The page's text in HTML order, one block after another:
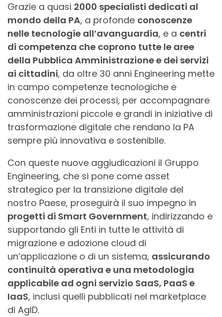
Grazie a quasi 2000 specialisti dedicati al
mondo della PA, a profonde conoscenze
nelle tecnologie all’avanguardia, e a centri
di competenza che coprono tutte le aree
della Pubblica Amministrazione e dei servizi
ai cittadini, da oltre 30 anni Engineering mette
in campo competenze tecnologiche e
conoscenze dei processi, per accompagnare
amministrazioni piccole e grandi in iniziative di
trasformazione digitale che rendano la PA
sempre più innovativa e sostenibile.
Con queste nuove aggiudicazioni il Gruppo
Engineering, che si pone come asset
strategico per la transizione digitale del
nostro Paese, proseguirà il suo impegno in
progetti di Smart Government, indirizzando e
supportando gli Enti in tutte le attività di
migrazione e adozione cloud di
un’applicazione o di un sistema, assicurando
continuità operativa e una metodologia
applicabile ad ogni servizio SaaS, PaaS e
IaaS, inclusi quelli pubblicati nel marketplace
di AgID.